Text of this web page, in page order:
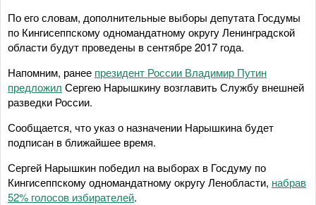
По его словам, дополнительные выборы депутата Госдумы
по Кингисеппскому одномандатному округу Ленинградской
области будут проведены в сентябре 2017 года.
Напомним, ранее президент России Владимир Путин
предложил Сергею Нарышкину возглавить Службу внешней
разведки России.
Сообщается, что указ о назначении Нарышкина будет
подписан в ближайшее время.
Сергей Нарышкин победил на выборах в Госдуму по
Кингисеппскому одномандатному округу Ленобласти, набрав
52% голосов избирателей.